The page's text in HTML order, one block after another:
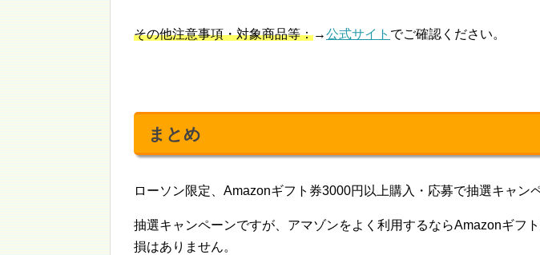
その他注意事項・対象商品等：→公式サイト でご確認ください。
まとめ
ローソン限定、Amazonギフト券3000円以上購入・応募で抽選キャン
抽選キャンペーンですが、アマゾンをよく利用するならAmazonギフ
損はありません。